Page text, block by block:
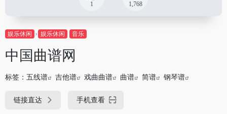
1 1,768
娱乐休闲 娱乐休闲 音乐
中国曲谱网
标签： 五线谱 吉他谱 戏曲曲谱 曲谱 简谱 钢琴谱
链接直达 手机查看